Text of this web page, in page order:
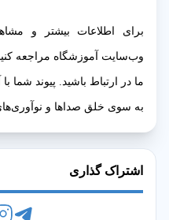
برای اطلاعات بیشتر و
وب‌سایت آموزشگاه مراجعه کنید
ما در ارتباط باشید. پیوند شما
به سوی خلق صداها و
اشتراک گذاری